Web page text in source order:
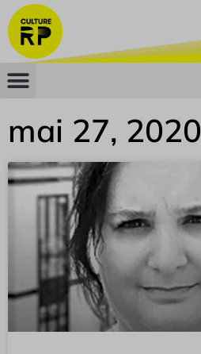
mai 27, 2020